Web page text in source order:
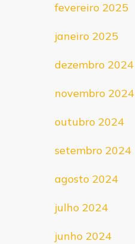
fevereiro 2025
janeiro 2025
dezembro 2024
novembro 2024
outubro 2024
setembro 2024
agosto 2024
julho 2024
junho 2024